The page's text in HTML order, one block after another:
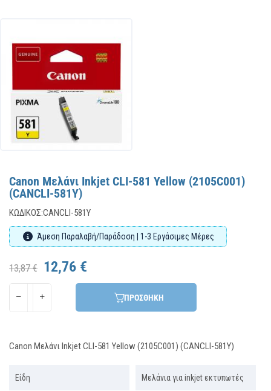
Canon Μελάνι Inkjet CLI-581 Yellow (2105C001)
(CANCLI-581Y)
ΚΩΔΙΚΌΣ:CANCLI-581Y
Άμεση Παραλαβή/Παράδοση | 1-3 Εργάσιμες Μέρες
13,87 € 12,76 €
ΠΡΟΣΘΗΚΗ
Canon Μελάνι Inkjet CLI-581 Yellow (2105C001) (CANCLI-581Y)
Είδη Μελάνια για inkjet εκτυπωτές